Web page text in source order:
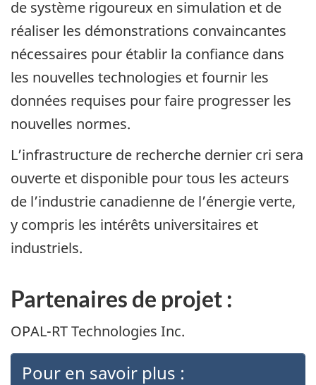
de système rigoureux en simulation et de
réaliser les démonstrations convaincantes
nécessaires pour établir la confiance dans
les nouvelles technologies et fournir les
données requises pour faire progresser les
nouvelles normes.
L’infrastructure de recherche dernier cri sera
ouverte et disponible pour tous les acteurs
de l’industrie canadienne de l’énergie verte,
y compris les intérêts universitaires et
industriels.
Partenaires de projet :
OPAL-RT Technologies Inc.
Pour en savoir plus :